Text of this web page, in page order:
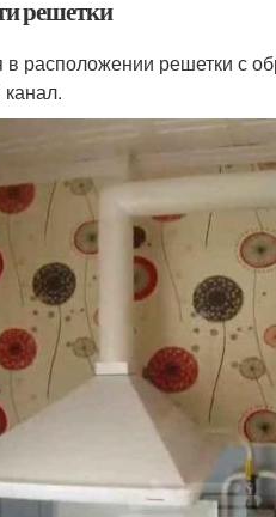
решетки
расположении решетки с